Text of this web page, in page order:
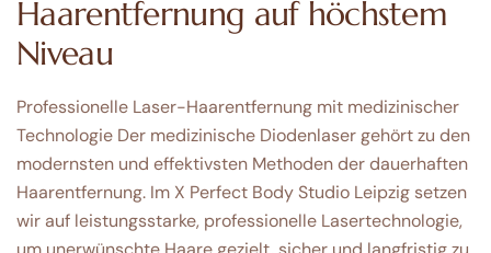
Haarentfernung auf höchstem
Niveau
Professionelle Laser-Haarentfernung mit medizinischer
Technologie Der medizinische Diodenlaser gehört zu den
modernsten und effektivsten Methoden der dauerhaften
Haarentfernung. Im X Perfect Body Studio Leipzig setzen
wir auf leistungsstarke, professionelle Lasertechnologie,